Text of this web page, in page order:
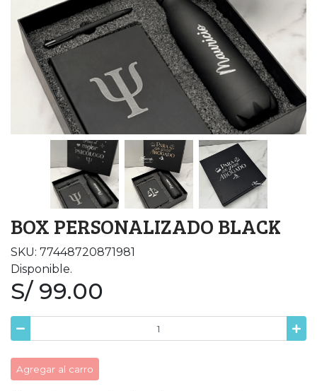
BOX PERSONALIZADO BLACK
SKU: 77448720871981
Disponible.
S/ 99.00
Agregar al carro